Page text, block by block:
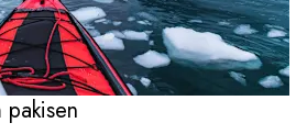
pakisen